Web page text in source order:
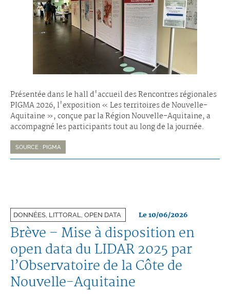
Présentée dans le hall d'accueil des Rencontres régionales
PIGMA 2026, l'exposition « Les territoires de Nouvelle-
Aquitaine », conçue par la Région Nouvelle-Aquitaine, a
accompagné les participants tout au long de la journée.
SOURCE : PIGMA
DONNÉES, LITTORAL, OPEN DATA Le 10/06/2026
Brève – Mise à disposition en
open data du LIDAR 2025 par
l’Observatoire de la Côte de
Nouvelle-Aquitaine